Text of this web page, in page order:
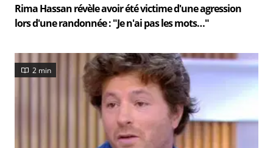
Rima Hassan révèle avoir été victime d'une agression
lors d'une randonnée : "Je n'ai pas les mots…"
2 min